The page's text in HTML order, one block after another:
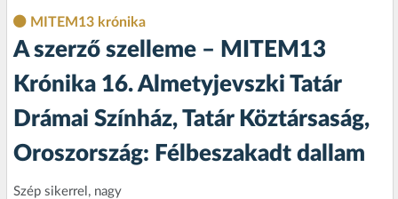
MITEM13 krónika
A szerző szelleme – MITEM13
Krónika 16. Almetyjevszki Tatár
Drámai Színház, Tatár Köztársaság,
Oroszország: Félbeszakadt dallam
Szép sikerrel, nagy